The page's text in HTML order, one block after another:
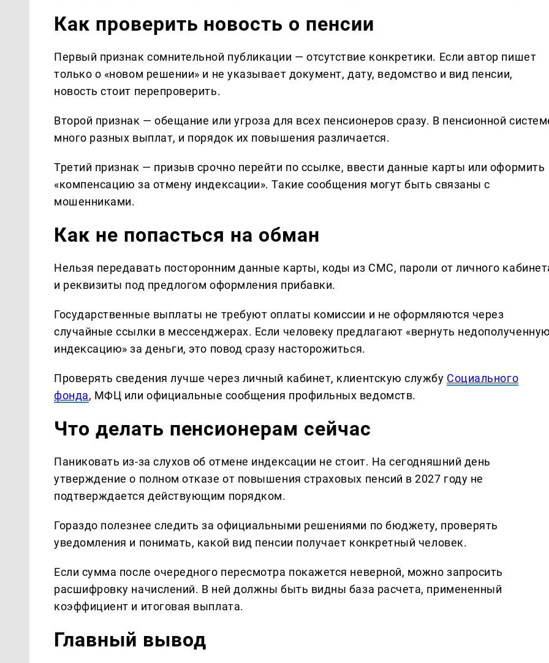
Как проверить новость о пенсии
Первый признак сомнительной публикации — отсутствие конкретики. Если автор пишет
только о «новом решении» и не указывает документ, дату, ведомство и вид пенсии,
новость стоит перепроверить.
Второй признак — обещание или угроза для всех пенсионеров сразу. В пенсионной
много разных выплат, и порядок их повышения различается.
Третий признак — призыв срочно перейти по ссылке, ввести данные карты или оформить
«компенсацию за отмену индексации». Такие сообщения могут быть связаны с
мошенниками.
Как не попасться на обман
Нельзя передавать посторонним данные карты, коды из СМС, пароли от личного
и реквизиты под предлогом оформления прибавки.
Государственные выплаты не требуют оплаты комиссии и не оформляются через
случайные ссылки в мессенджерах. Если человеку предлагают «вернуть
индексацию» за деньги, это повод сразу насторожиться.
Проверять сведения лучше через личный кабинет, клиентскую службу Социального
фонда, МФЦ или официальные сообщения профильных ведомств.
Что делать пенсионерам сейчас
Паниковать из-за слухов об отмене индексации не стоит. На сегодняшний день
утверждение о полном отказе от повышения страховых пенсий в 2027 году не
подтверждается действующим порядком.
Гораздо полезнее следить за официальными решениями по бюджету, проверять
уведомления и понимать, какой вид пенсии получает конкретный человек.
Если сумма после очередного пересмотра покажется неверной, можно запросить
расшифровку начислений. В ней должны быть видны база расчета, примененный
коэффициент и итоговая выплата.
Главный вывод